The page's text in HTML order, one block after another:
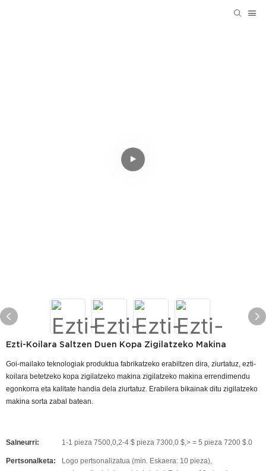
Ezti-Koilara Saltzen Duen Kopa Zigilatzeko Makina
Goi-mailako teknologiak produktua fabrikatzeko erabiltzen dira, ziurtatuz, ezti-
koilara betetzeko kopa zigilatzeko makina zigilatzeko makina errendimendu
egonkorra eta kalitate handia dela ziurtatuz. Erabilera bikainak ditu zigilatzeko
makina sorta zabal batean.
Salneurri: 1-1 pieza 7500,0,2-4 $ pieza 7300,0 $,> = 5 pieza 7200 $.0
Pertsonalketa:
Logo pertsonalizatua (min. Eskaera: 10 pieza),